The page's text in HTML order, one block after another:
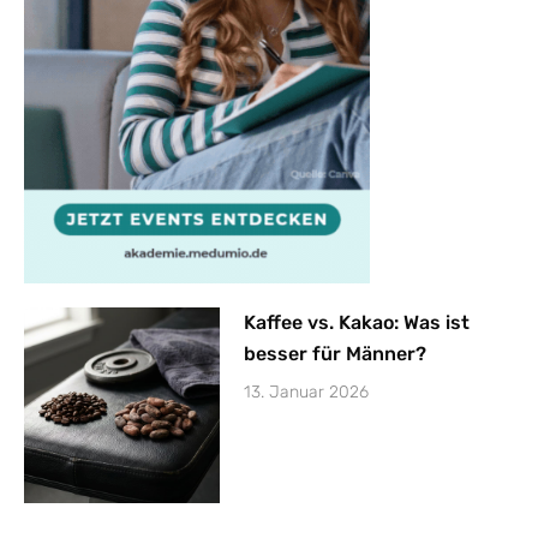
Kaffee vs. Kakao: Was ist
besser für Männer?
13. Januar 2026